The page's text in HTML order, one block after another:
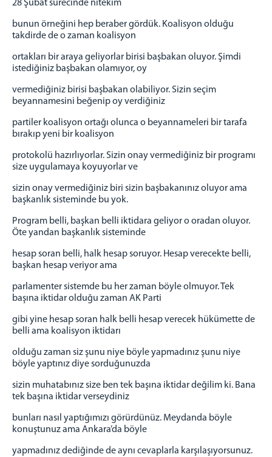
28 Şubat sürecinde nitekim
bunun örneğini hep beraber gördük. Koalisyon olduğu
takdirde de o zaman koalisyon
ortakları bir araya geliyorlar birisi başbakan oluyor. Şimdi
istediğiniz başbakan olamıyor, oy
vermediğiniz birisi başbakan olabiliyor. Sizin seçim
beyannamesini beğenip oy verdiğiniz
partiler koalisyon ortağı olunca o beyannameleri bir tarafa
bırakıp yeni bir koalisyon
protokolü hazırlıyorlar. Sizin onay vermediğiniz bir programı
size uygulamaya koyuyorlar ve
sizin onay vermediğiniz biri sizin başbakanınız oluyor ama
başkanlık sisteminde bu yok.
Program belli, başkan belli iktidara geliyor o oradan oluyor.
Öte yandan başkanlık sisteminde
hesap soran belli, halk hesap soruyor. Hesap verecekte belli,
başkan hesap veriyor ama
parlamenter sistemde bu her zaman böyle olmuyor. Tek
başına iktidar olduğu zaman AK Parti
gibi yine hesap soran halk belli hesap verecek hükümette de
belli ama koalisyon iktidarı
olduğu zaman siz şunu niye böyle yapmadınız şunu niye
böyle yaptınız diye sorduğunuzda
sizin muhatabınız size ben tek başına iktidar değilim ki. Bana
tek başına iktidar verseydiniz
bunları nasıl yaptığımızı görürdünüz. Meydanda böyle
konuştunuz ama Ankara’da böyle
yapmadınız dediğinde de aynı cevaplarla karşılaşıyorsunuz.